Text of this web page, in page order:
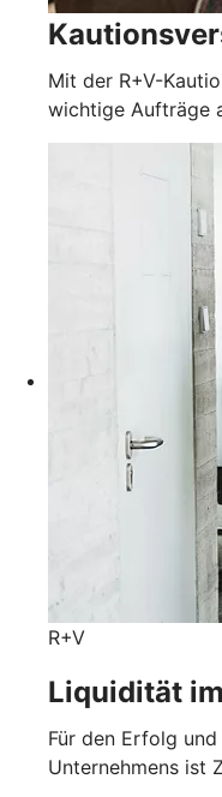
Mit der R+V-
wichtige Aufträge
R+V
Liquidität
Für den Erfolg
Unternehmens ist